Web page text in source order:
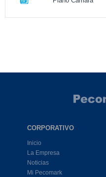
CORPORATIVO
Inicio
La Empresa
Noticias
Mi Pecomark